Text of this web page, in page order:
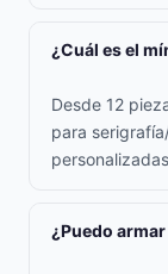
¿Cuál es el
Desde 12
para
¿Puedo